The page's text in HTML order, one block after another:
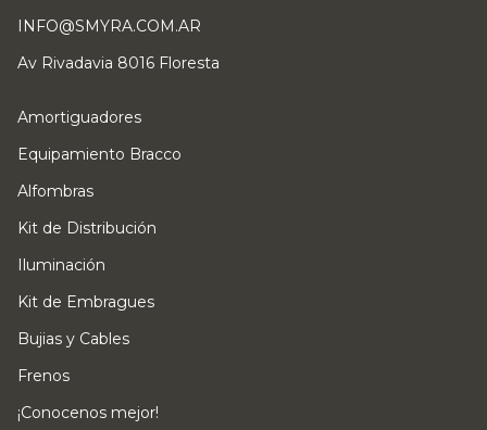
INFO@SMYRA.COM.AR
Av Rivadavia 8016 Floresta
Amortiguadores
Equipamiento Bracco
Alfombras
Kit de Distribución
Iluminación
Kit de Embragues
Bujias y Cables
Frenos
¡Conocenos mejor!